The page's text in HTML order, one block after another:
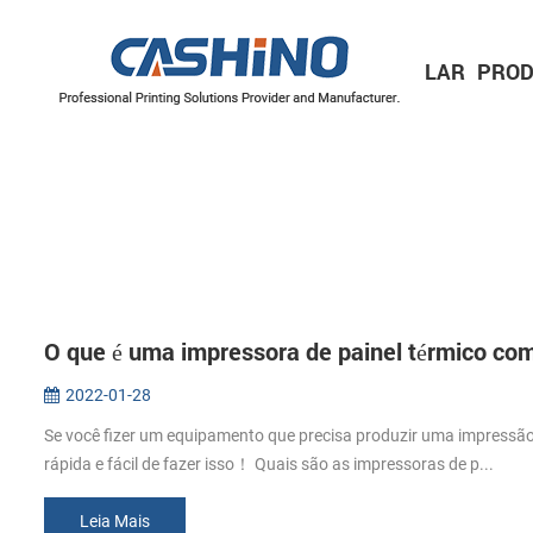
LAR
O que é uma impressora de painel térmico
2022-01-28
Se você fizer um equipamento que precisa produzir uma
rápida e fácil de fazer isso！ Quais são as impressoras de p...
Leia Mais